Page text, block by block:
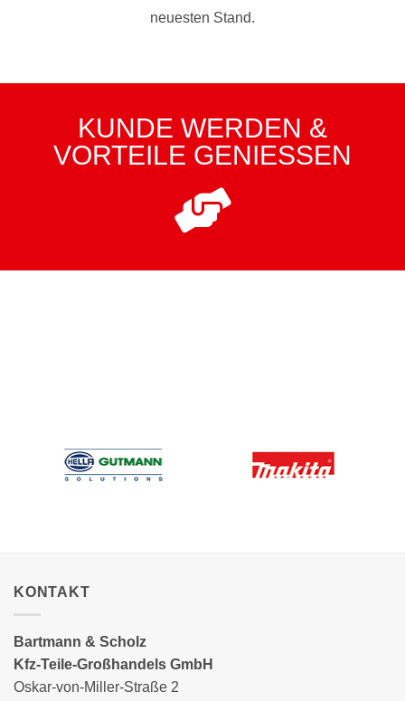
neuesten Stand.
KUNDE WERDEN &
VORTEILE GENIESSEN
KONTAKT
Bartmann & Scholz
Kfz-Teile-Großhandels GmbH
Oskar-von-Miller-Straße 2